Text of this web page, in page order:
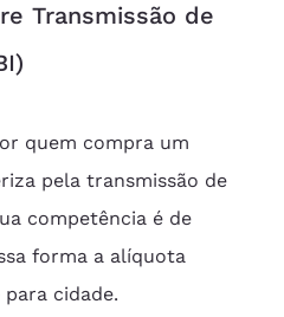
Transmissão de
quem compra um
pela transmissão de
competência é de
forma a alíquota
cidade.